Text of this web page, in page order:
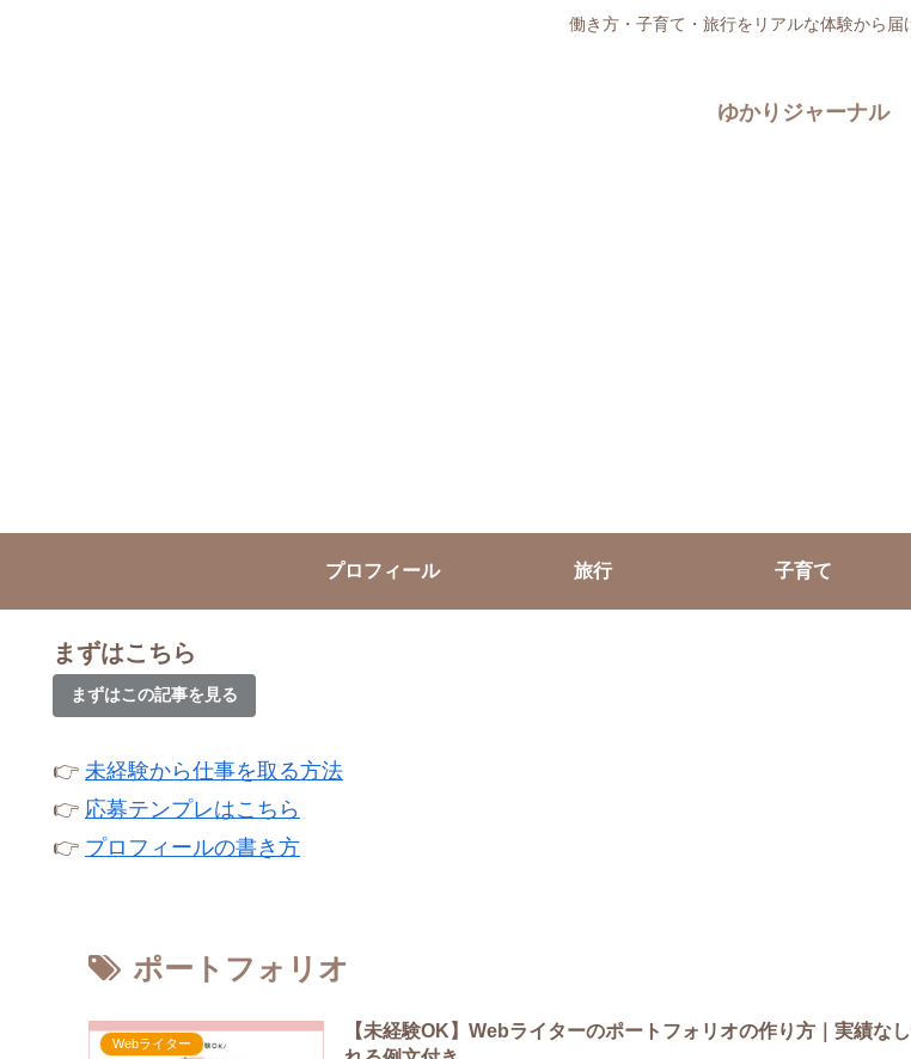
働き方・子育て・旅行をリアルな体験から届
ゆかりジャーナル
プロフィール 旅行 子育て
まずはこちら
まずはこの記事を見る
👉 未経験から仕事を取る方法
👉 応募テンプレはこちら
👉 プロフィールの書き方
ポートフォリオ
Webライター
【未経験OK】Webライターのポートフォリオの作り方｜実績な